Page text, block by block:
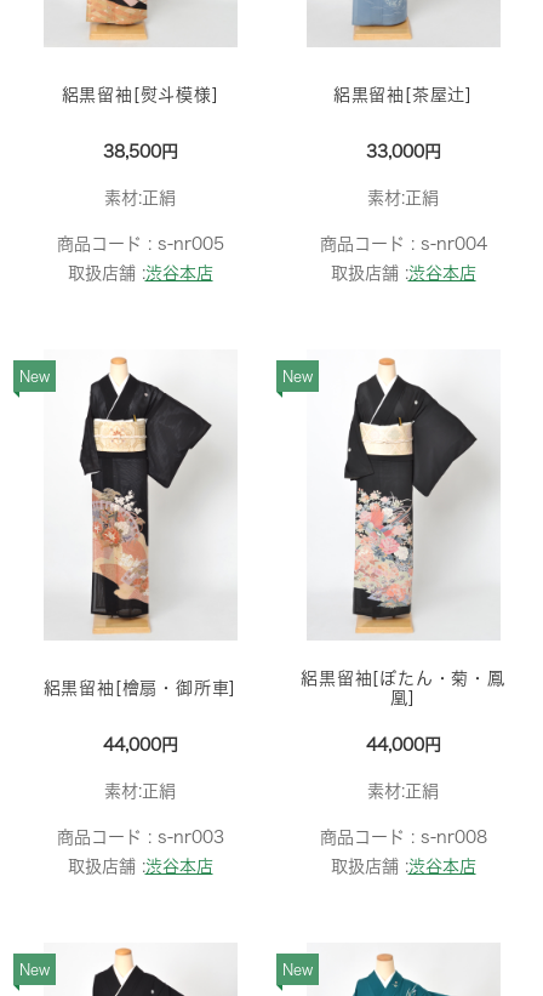
絽黒留袖[熨斗模様]
38,500円
素材:正絹
商品コード : s-nr005
取扱店舗 :渋谷本店
絽黒留袖[茶屋辻]
33,000円
素材:正絹
商品コード : s-nr004
取扱店舗 :渋谷本店
New
絽黒留袖[檜扇・御所車]
44,000円
素材:正絹
商品コード : s-nr003
取扱店舗 :渋谷本店
New
絽黒留袖[ぼたん・菊・鳳
凰]
44,000円
素材:正絹
商品コード : s-nr008
取扱店舗 :渋谷本店
New New